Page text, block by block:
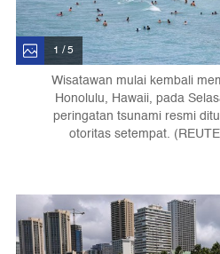
1 / 5
Wisatawan mulai kembali
Honolulu, Hawaii, pada
peringatan tsunami resmi
otoritas setempat.